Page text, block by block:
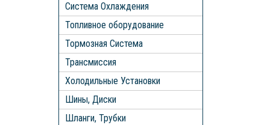
Система Охлаждения
Топливное оборудование
Тормозная Система
Трансмиссия
Холодильные Установки
Шины, Диски
Шланги, Трубки